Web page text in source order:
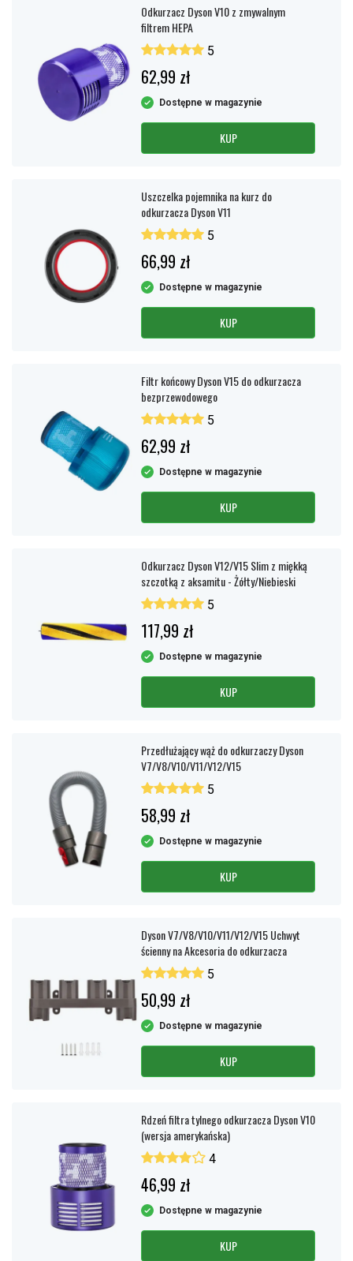
Odkurzacz Dyson V10 z zmywalnym
filtrem HEPA
5
62,99 zł
Dostępne w magazynie
KUP
Uszczelka pojemnika na kurz do
odkurzacza Dyson V11
5
66,99 zł
Dostępne w magazynie
KUP
Filtr końcowy Dyson V15 do odkurzacza
bezprzewodowego
5
62,99 zł
Dostępne w magazynie
KUP
Odkurzacz Dyson V12/V15 Slim z miękką
szczotką z aksamitu - Żółty/Niebieski
5
117,99 zł
Dostępne w magazynie
KUP
Przedłużający wąż do odkurzaczy Dyson
V7/V8/V10/V11/V12/V15
5
58,99 zł
Dostępne w magazynie
KUP
Dyson V7/V8/V10/V11/V12/V15 Uchwyt
ścienny na Akcesoria do odkurzacza
5
50,99 zł
Dostępne w magazynie
KUP
Rdzeń filtra tylnego odkurzacza Dyson V10
(wersja amerykańska)
4
46,99 zł
Dostępne w magazynie
KUP